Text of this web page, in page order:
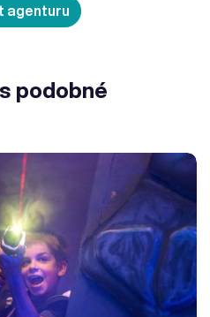
agenturu
podobné